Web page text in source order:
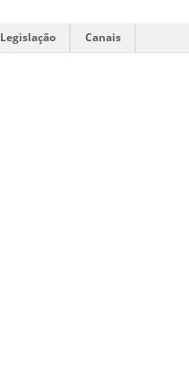
Legislação Canais